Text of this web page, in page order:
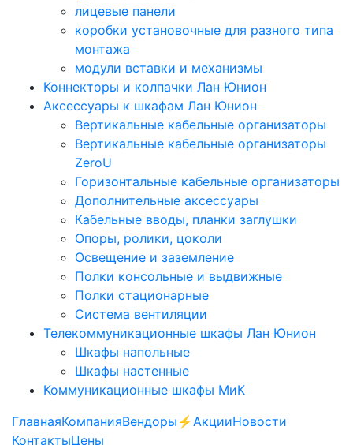
лицевые панели
коробки установочные для разного типа
монтажа
модули вставки и механизмы
Коннекторы и колпачки Лан Юнион
Аксессуары к шкафам Лан Юнион
Вертикальные кабельные организаторы
Вертикальные кабельные организаторы
ZeroU
Горизонтальные кабельные организаторы
Дополнительные аксессуары
Кабельные вводы, планки заглушки
Опоры, ролики, цоколи
Освещение и заземление
Полки консольные и выдвижные
Полки стационарные
Система вентиляции
Телекоммуникационные шкафы Лан Юнион
Шкафы напольные
Шкафы настенные
Коммуникационные шкафы МиК
ГлавнаяКомпанияВендоры ⚡️АкцииНовости
КонтактыЦены